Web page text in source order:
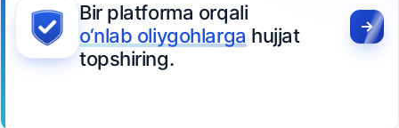
Bir platforma orqali
o‘nlab oliygohlarga hujjat
topshiring.